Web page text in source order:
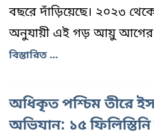
বছরে দাঁড়িয়েছে। ২০২৩
অনুযায়ী এই গড় আয়ু আগের
বিস্তারিত ...
অধিকৃত পশ্চিম তীরে
অভিযান: ১৫